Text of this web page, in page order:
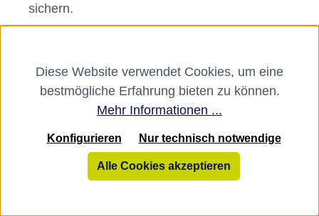
sichern.
Dentalbedarf
In unserem Sortiment findest du
Stärken und ISO-Größen – abgestimmt auf
die individuellen Anforderungen deiner Praxis
oder deines Labors. Ob einzelne Größen,
Diese Website verwendet Cookies, um eine
bestmögliche Erfahrung bieten zu können.
Mehr Informationen ...
Nur technisch notwendige
Konfigurieren
Alle Cookies akzeptieren